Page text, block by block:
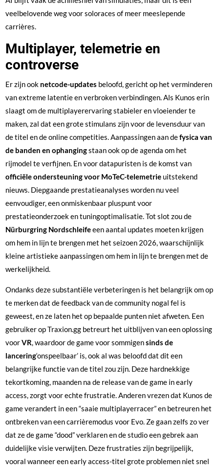
veelbelovende weg voor soloraces of meer meeslepende
carrières.
Multiplayer, telemetrie en
controverse
Er zijn ook netcode-updates beloofd, gericht op het verminderen
van extreme latentie en verbroken verbindingen. Als Kunos erin
slaagt om de multiplayerervaring stabieler en vloeiender te
maken, zal dat een grote stimulans zijn voor de levensduur van
de titel en de online competities. Aanpassingen aan defysica van
de banden en ophangingstaan ook op de agenda om het
rijmodel te verfijnen. En voor datapuristen is de komst van
officiële ondersteuning voor MoTeC-telemetrie uitstekend
nieuws. Diepgaande prestatieanalyses worden nu veel
eenvoudiger, een onmiskenbaar pluspunt voor
prestatieonderzoek en tuningoptimalisatie. Tot slot zou de
Nürburgring Nordschleifeeen aantal updates moeten krijgen
om hem in lijn te brengen met het seizoen 2026, waarschijnlijk
kleine artistieke aanpassingen om hem in lijn te brengen met de
werkelijkheid.
Ondanks deze substantiële verbeteringen is het belangrijk om op
te merken dat de feedback van de community nogal fel is
geweest, en ze laten het op bepaalde punten niet afweten. Een
gebruiker op Traxion.gg betreurt het uitblijven van een oplossing
voorVR , waardoor de game voor sommigensinds de
lancering‘onspeelbaar’ is, ook al was beloofd dat dit een
belangrijke functie van de titel zou zijn. Deze hardnekkige
tekortkoming, maanden na de release van de game in early
access, zorgt voor echte frustratie. Anderen vrezen dat Kunos de
game verandert in een “saaie multiplayerracer” en betreuren het
ontbreken van een carrièremodus voor Evo. Ze gaan zelfs zo ver
dat ze de game “dood” verklaren en de studio een gebrek aan
duidelijke visie verwijten. Deze frustraties zijn begrijpelijk,
vooral wanneer een early access-titel grote problemen niet snel